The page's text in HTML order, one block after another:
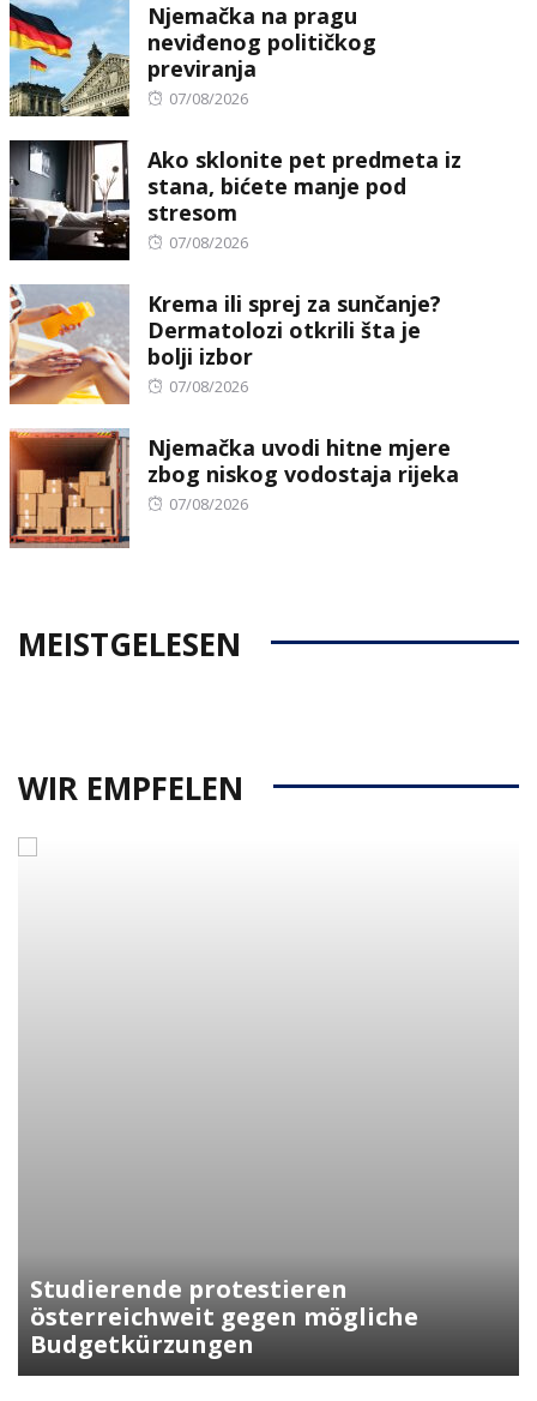
Njemačka na pragu
neviđenog političkog
previranja
Posted
07/08/2026
Ako sklonite pet predmeta iz
stana, bićete manje pod
stresom
Posted
07/08/2026
Krema ili sprej za sunčanje?
Dermatolozi otkrili šta je
bolji izbor
Posted
07/08/2026
Njemačka uvodi hitne mjere
zbog niskog vodostaja rijeka
Posted
07/08/2026
MEISTGELESEN
WIR EMPFELEN
Kunasek fordert strengere Regeln
für die Verleihung der
Staatsbürgerschaft